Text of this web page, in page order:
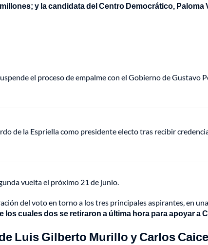
y la candidata del Centro Democrático, Paloma
el proceso de empalme con el Gobierno de Gustavo
de la Espriella como presidente electo tras recibir
vuelta el próximo 21 de junio.
del voto en torno a los tres principales aspirantes, en
cuales dos se retiraron a última hora para apoyar a
Luis Gilberto Murillo y Carlos